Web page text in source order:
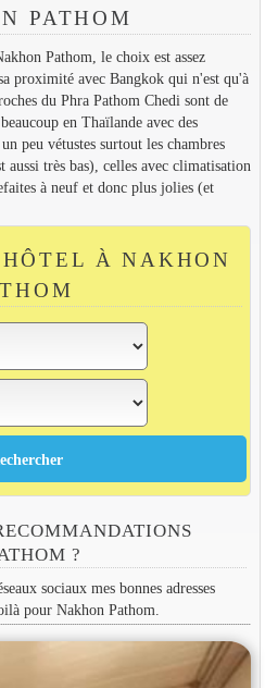
PATHOM
Pathom, le choix est assez
proximité avec Bangkok qui n'est qu'à
du Phra Pathom Chedi sont de
en Thaïlande avec des
peu vétustes surtout les chambres
très bas), celles avec climatisation
à neuf et donc plus jolies (et
À NAKHON
?
sociaux mes bonnes adresses
pour Nakhon Pathom.